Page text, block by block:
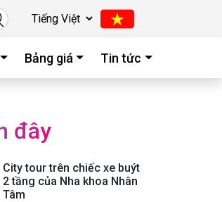
Bảng giá Tin tức
đây
City tour trên chiếc xe buýt
2 tầng của Nha khoa Nhân
Tâm